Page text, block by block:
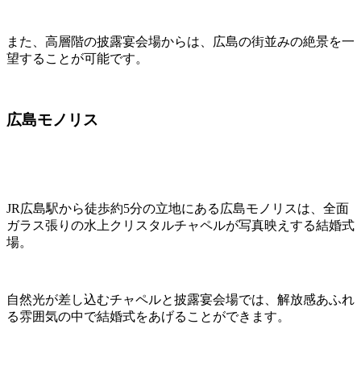
また、高層階の披露宴会場からは、広島の街並みの絶景を一
望することが可能です。
広島モノリス
JR広島駅から徒歩約5分の立地にある広島モノリスは、全面
ガラス張りの水上クリスタルチャペルが写真映えする結婚式
場。
自然光が差し込むチャペルと披露宴会場では、解放感あふれ
る雰囲気の中で結婚式をあげることができます。